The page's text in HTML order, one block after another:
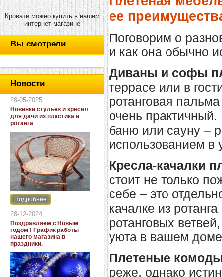
Кровати можно купить в нашем
интернет магазине
Вы смотрели
Новости
28-05-2025
Новинки стульев и кресел
для дачи из пластика и
ротанга
Интернет-магазин "Кровать
и диван" представляет
новинки стульев и кресел
для дачи. В ассортименте
представлены как
бюджетные модели из
пластика для дачи, так и
кресла для загородных
домов из натурального и
искусственного ротанга.
Подробнее
28-12-2024
Поздравляем с Новым
годом ! График работы
нашего магазина в
праздники.
ее
Поговорим о
и как она обычно
Диваны и софы
террасе или в
ротанговая
очень
баню или сауну –
использованием в
Кресла-качалки
стоит не только
себе – это
качалке из ротанга
ротанговых
уюта в вашем
Плетеные
реже, однако